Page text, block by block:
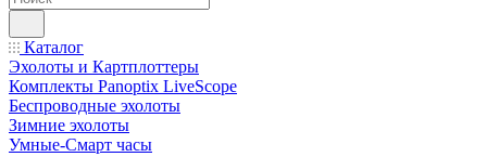
Каталог
Эхолоты и Картплоттеры
Комплекты Panoptix LiveScope
Беспроводные эхолоты
Зимние эхолоты
Умные-Смарт часы